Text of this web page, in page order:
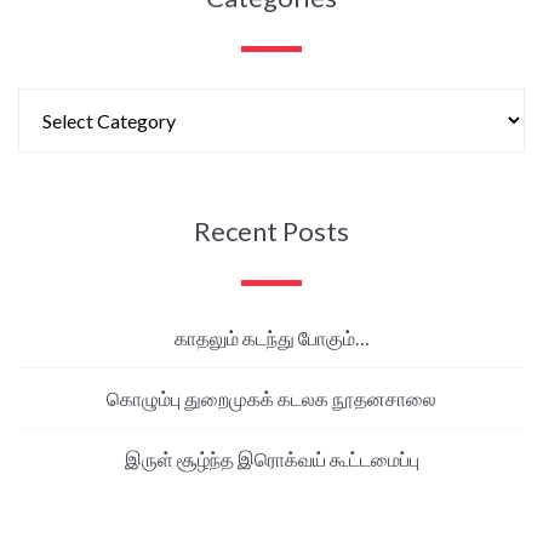
Recent Posts
காதலும் கடந்து போகும்…
கொழும்பு துறைமுகக் கடலக நூதனசாலை
இருள் சூழ்ந்த இரொக்வய் கூட்டமைப்பு